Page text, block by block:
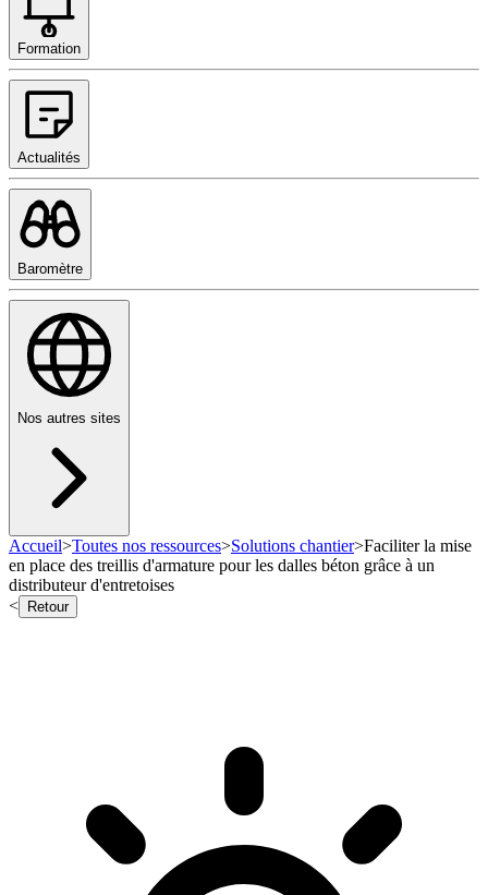
Formation
Actualités
Baromètre
Nos autres sites
Accueil>Toutes nos ressources>Solutions chantier>Faciliter la mise
en place des treillis d'armature pour les dalles béton grâce à un
distributeur d'entretoises
<
Retour